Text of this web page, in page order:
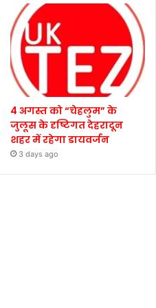
4 अगस्त को “चेहलुम” के
जुलूस के दृष्टिगत देहरादून
शहर में रहेगा डायवर्जन
3 days ago